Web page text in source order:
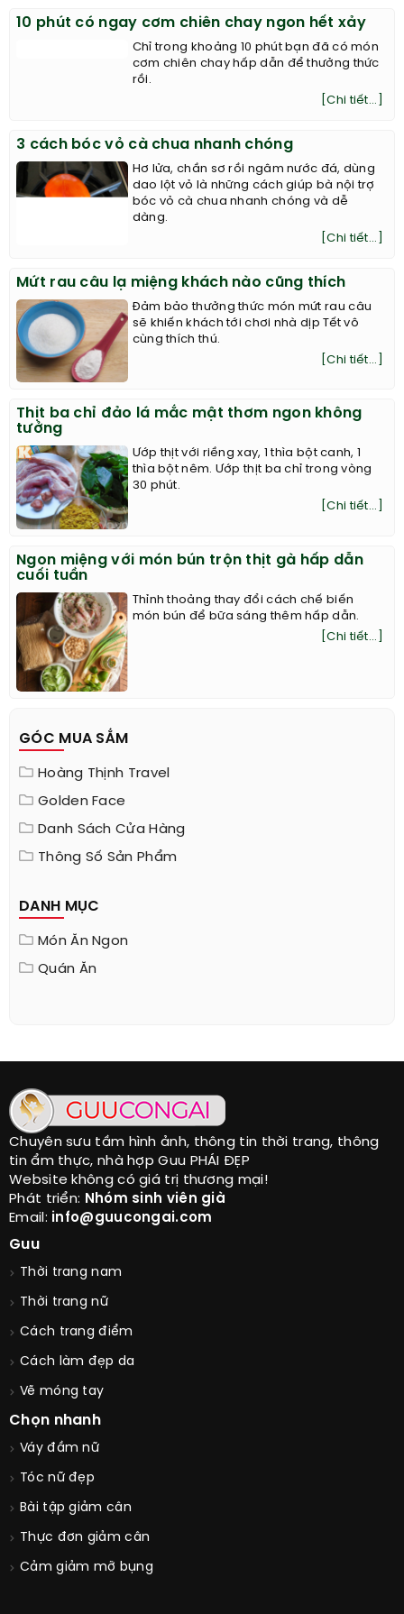
10 phút có ngay cơm chiên chay ngon hết xảy
Chỉ trong khoảng 10 phút bạn đã có món
cơm chiên chay hấp dẫn để thưởng thức
rồi.
[Chi tiết...]
3 cách bóc vỏ cà chua nhanh chóng
Hơ lửa, chần sơ rồi ngâm nước đá, dùng
dao lột vỏ là những cách giúp bà nội trợ
bóc vỏ cà chua nhanh chóng và dễ
Mứt rau câu lạ miệng khách nào cũng thích
Đảm bảo thưởng thức món mứt rau câu
sẽ khiến khách tới chơi nhà dịp Tết vô
Thịt ba chỉ đảo lá mắc mật thơm ngon không
tưởng
Ướp thịt với riềng xay, 1 thìa bột canh, 1
thìa bột nêm. Ướp thịt ba chỉ trong vòng
Ngon miệng với món bún trộn thịt gà hấp dẫn
Thỉnh thoảng thay đổi cách chế biến
món bún để bữa sáng thêm hấp dẫn.
GÓC MUA SẮM
Hoàng Thịnh Travel
Danh Sách Cửa Hàng
Thông Số Sản Phẩm
DANH MỤC
Món Ăn Ngon
Quán Ăn
Chuyên sưu tầm hình ảnh, thông tin thời trang, thông
tin ẩm thực, nhà hợp Guu PHÁI ĐẸP
Website không có giá trị thương mại!
Phát triển: Nhóm sinh viên già
info@guucongai.com
Guu
Thời trang nam
Thời trang nữ
Cách trang điểm
Cách làm đẹp da
Vẽ móng tay
Chọn nhanh
Váy đầm nữ
Tóc nữ đẹp
Bài tập giảm cân
Thực đơn giảm cân
Cảm giảm mỡ bụng